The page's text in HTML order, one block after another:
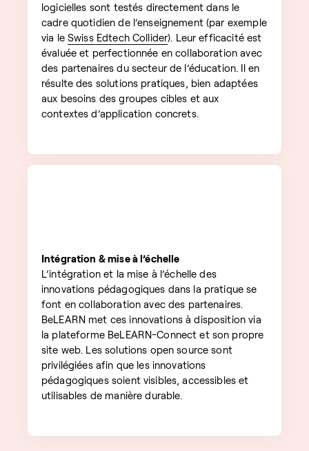
logicielles sont testés directement dans le
cadre quotidien de l’enseignement (par exemple
via leSwiss Edtech Collider). Leur efficacité est
évaluée et perfectionnée en collaboration avec
des partenaires du secteur de l’éducation. Il en
résulte des solutions pratiques, bien adaptées
aux besoins des groupes cibles et aux
contextes d’application concrets.
Intégration & mise à l’échelle
L’intégration et la mise à l’échelle des
innovations pédagogiques dans la pratique se
font en collaboration avec des partenaires.
BeLEARN met ces innovations à disposition via
la plateforme BeLEARN-Connect et son propre
site web. Les solutions open source sont
privilégiées afin que les innovations
pédagogiques soient visibles, accessibles et
utilisables de manière durable.